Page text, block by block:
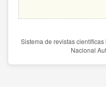
Sistema de revistas
Nacional